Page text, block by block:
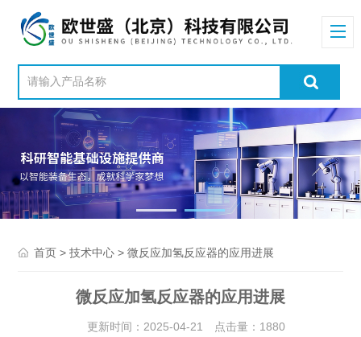
首页 >技术中心 > 微反应加氢反应器的应用进展
微反应加氢反应器的应用进展
更新时间：2025-04-21 点击量： 1880